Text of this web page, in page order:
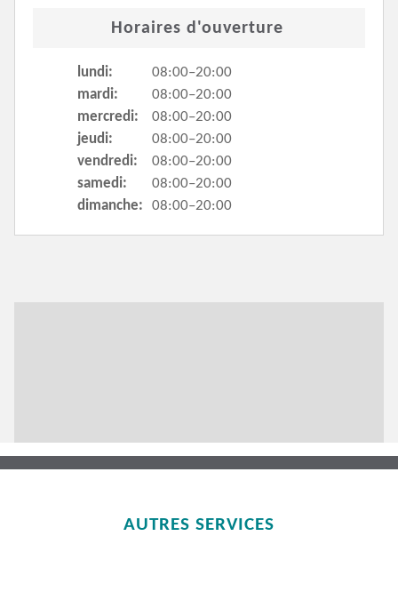
Horaires d'ouverture
lundi:
08:00–20:00
mardi:
08:00–20:00
mercredi:
08:00–20:00
jeudi:
08:00–20:00
vendredi:
08:00–20:00
samedi:
08:00–20:00
dimanche:
08:00–20:00
AUTRES SERVICES